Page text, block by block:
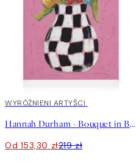
30%*
WYRÓŻNIENI ARTYŚCI
Hannah Durham - Bouquet in Bloom Obraz na płótnie
Od 153,30 zł219 zł